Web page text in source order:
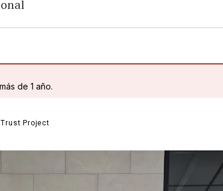
de 1 año.